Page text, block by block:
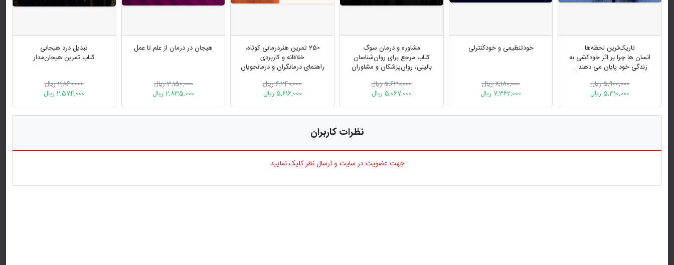
تاریک‌ترین لحظه‌ها
انسان ها چرا بر اثر خودکشی به
زندگی خود پایان می دهند...
5,900,000 ریال
5,310,000 ریال
خودتنظیمی و خودکنترلی
8,180,000 ریال
7,362,000 ریال
مشاوره و درمان سوگ
کتاب مرجع برای روان‏‌شناسان
بالینی، روان‏‌پزشکان و مشاوران
5,630,000 ریال
5,067,000 ریال
250 تمرین هنر‎درمانی کوتاه،
خلاقانه و کاربردی
راهنمای درمانگران و درمان‎جویان
6,240,000 ریال
5,616,000 ریال
هیجان در درمان از علم تا عمل
3,150,000 ریال
2,835,000 ریال
تبدیل درد هیجانی
کتاب تمرین هیجان‌مدار
2,860,000 ریال
2,574,000 ریال
نظرات کاربران
جهت عضویت در سایت و ارسال نظر کلیک نمایید